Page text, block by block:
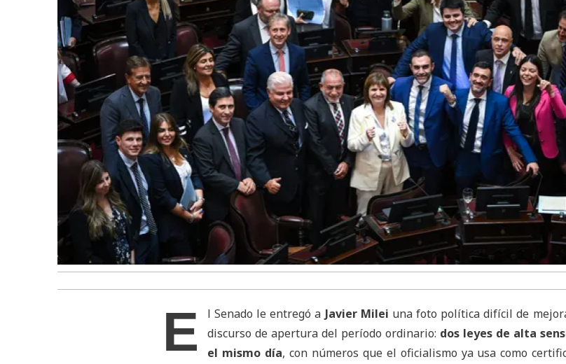
E l Senado le entregó a Javier Milei una foto política difícil de
discurso de apertura del período ordinario: dos leyes de alta
el mismo día, con números que el oficialismo ya usa como